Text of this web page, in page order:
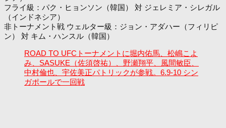
フライ級：パク・ヒョンソン（韓国） 対 ジェレミア・シレガル
（インドネシア）
非トーナメント戦 ウェルター級：ジョン・アダハー（フィリピ
ン） 対 キム・ハンスル（韓国）
ROAD TO UFCトーナメントに堀内佑馬、松嶋こよ
み、SASUKE（佐須啓祐）、野瀬翔平、風間敏臣、
中村倫也、宇佐美正パトリックが参戦。6.9-10 シン
ガポールで一回戦